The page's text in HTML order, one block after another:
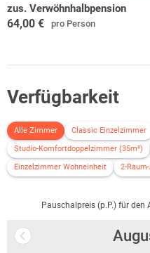
zus. Verwöhnhalbpension
64,00 € pro Person
Verfügbarkeit
Alle Zimmer Classic Einzelzimmer
Studio-Komfortdoppelzimmer (35m²)
Einzelzimmer Wohneinheit
2-
Pauschalpreis (p.P.) für